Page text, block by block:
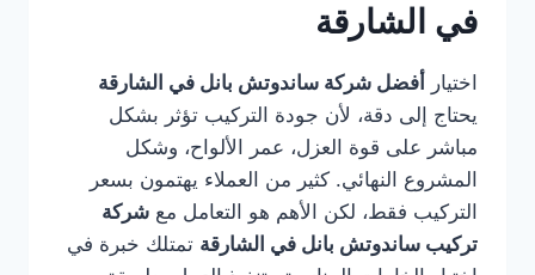
في الشارقة
اختيار
أفضل شركة ساندوتش بانل في الشارقة
يحتاج إلى دقة، لأن جودة التركيب تؤثر بشكل
مباشر على قوة العزل، عمر الألواح، وشكل
المشروع النهائي. كثير من العملاء يهتمون بسعر
التركيب فقط، لكن الأهم هو التعامل مع شركة
تركيب ساندوتش بانل في الشارقة تمتلك خبرة في